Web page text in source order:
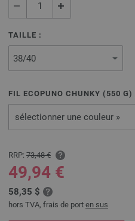
TAILLE :
FIL ECOPUNO CHUNKY ( 550 G)
sélectionner une couleur »
RRP: 73,48 €
49,94 €
58,35 $
hors TVA, frais de port en sus